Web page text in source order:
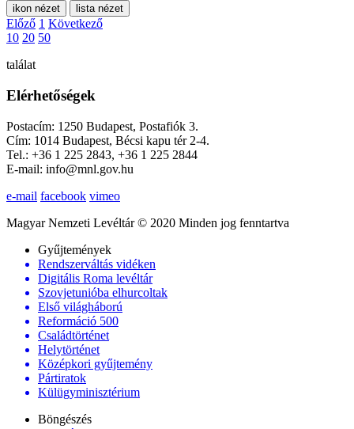
ikon nézet lista nézet
Előző 1 Következő
10 20 50
találat
Elérhetőségek
Postacím: 1250 Budapest, Postafiók 3.
Cím: 1014 Budapest, Bécsi kapu tér 2-4.
Tel.: +36 1 225 2843, +36 1 225 2844
E-mail: info@mnl.gov.hu
e-mail facebook vimeo
Magyar Nemzeti Levéltár © 2020 Minden jog fenntartva
Gyűjtemények
Rendszerváltás vidéken
Digitális Roma levéltár
Szovjetunióba elhurcoltak
Első világháború
Reformáció 500
Családtörténet
Helytörténet
Középkori gyűjtemény
Pártiratok
Külügyminisztérium
Böngészés